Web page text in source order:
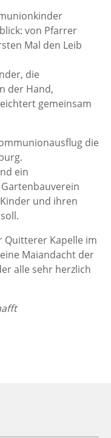
von Pfarrer
Mal den Leib
die
der Hand,
gemeinsam
die
ein
und ihren
Quitterer Kapelle im
Maiandacht der
alle sehr herzlich